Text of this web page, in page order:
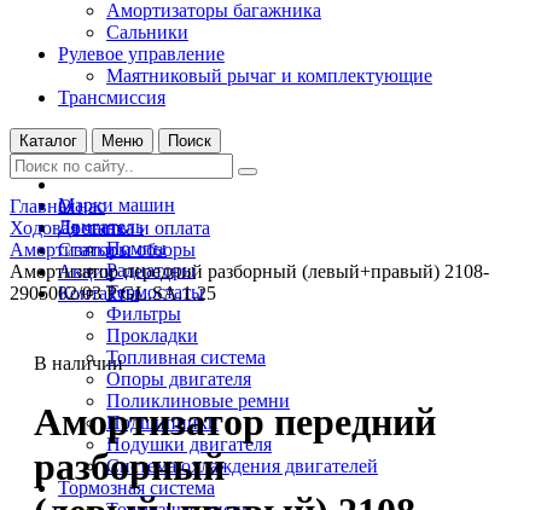
Амортизаторы багажника
Сальники
Рулевое управление
Маятниковый рычаг и комплектующие
Трансмиссия
Каталог Меню Поиск
О нас
Доставка и оплата
Статьи и обзоры
Акции
Контакты
Марки машин
Двигатель
Помпы
Радиаторы
Термостаты
Фильтры
Прокладки
Топливная система
Опоры двигателя
Поликлиновые ремни
Подшипники
Подушки двигателя
Система охлаждения двигателей
Тормозная система
Главная
Ходовая часть
Амортизаторы
Амортизатор передний разборный (левый+правый) 2108-
2905002/03 P GL.SA.1.25
В наличии
Амортизатор передний
разборный